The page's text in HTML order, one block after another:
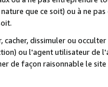
que ce soit) ou à ne
cacher, dissimuler ou
ou l'agent utilisateur
de façon raisonnable le